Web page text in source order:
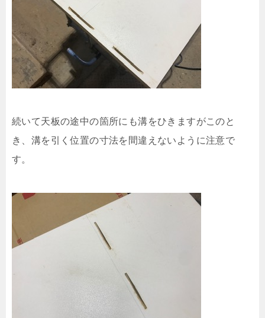
続いて天板の途中の箇所にも溝をひきますがこのと
き、溝を引く位置の寸法を間違えないように注意で
す。